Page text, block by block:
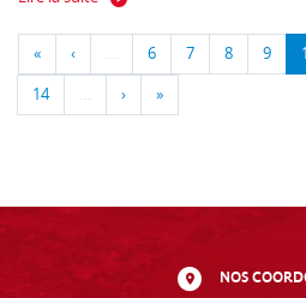
« ‹ … 6 7 8 9
14 … › »
NOS